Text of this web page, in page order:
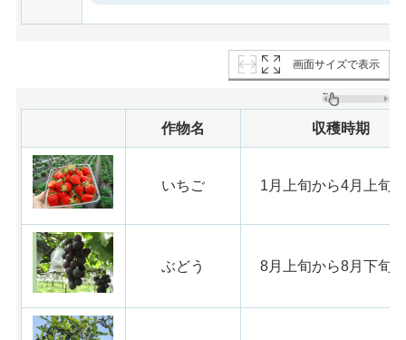
画面サイズで表示
作物名 収穫時期
いちご 1月上旬から4月上旬
ぶどう 8月上旬から8月下旬